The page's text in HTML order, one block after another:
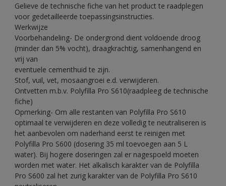
Gelieve de technische fiche van het product te raadplegen
voor gedetailleerde toepassingsinstructies.
Werkwijze
Voorbehandeling- De ondergrond dient voldoende droog
(minder dan 5% vocht), draagkrachtig, samenhangend en
vrij van
eventuele cementhuid te zijn.
Stof, vuil, vet, mosaangroei e.d. verwijderen.
Ontvetten m.b.v. Polyfilla Pro S610(raadpleeg de technische
fiche)
Opmerking- Om alle restanten van Polyfilla Pro S610
optimaal te verwijderen en deze volledig te neutraliseren is
het aanbevolen om naderhand eerst te reinigen met
Polyfilla Pro S600 (dosering 35 ml toevoegen aan 5 L
water). Bij hogere doseringen zal er nagespoeld moeten
worden met water. Het alkalisch karakter van de Polyfilla
Pro S600 zal het zurig karakter van de Polyfilla Pro S610